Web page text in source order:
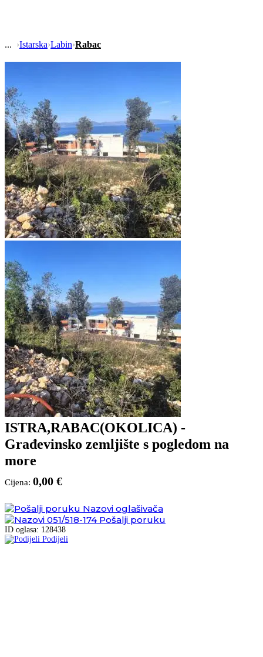
›Istarska›Labin›Rabac
ISTRA,RABAC(OKOLICA) -
Građevinsko zemljište s pogledom na
more
Cijena: 0,00 €
Nazovi oglašivača
051/518-174 Pošalji poruku
ID oglasa: 128438
Podijeli